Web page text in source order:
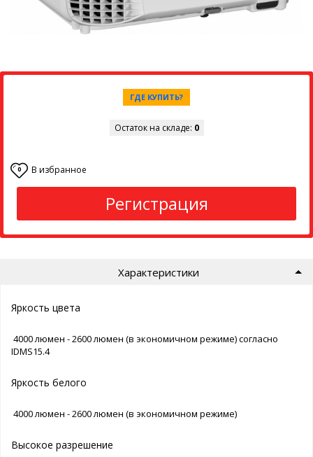
ГДЕ КУПИТЬ?
Остаток на складе: 0
0 В избранное
Регистрация
Характеристики
Яркость цвета
4000 люмен - 2600 люмен (в экономичном режиме) согласно
IDMS15.4
Яркость белого
4000 люмен - 2600 люмен (в экономичном режиме)
Высокое разрешение